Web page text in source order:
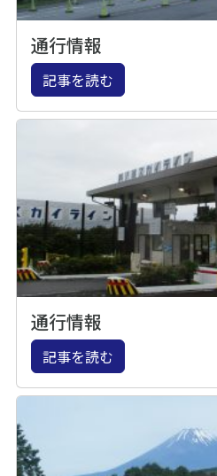
通行情報
記事を読む
通行情報
記事を読む